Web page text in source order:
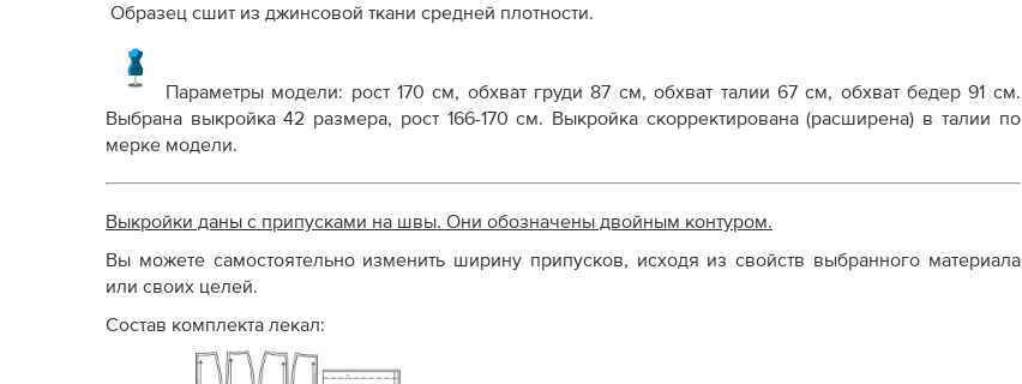
Образец сшит из джинсовой ткани средней плотности.
Параметры модели: рост 170 см, обхват груди 87 см, обхват талии 67 см, обхват бедер 91 см.
Выбрана выкройка 42 размера, рост 166-170 см. Выкройка скорректирована (расширена) в талии по
мерке модели.
Выкройки даны с припусками на швы. Они обозначены двойным контуром.
Вы можете самостоятельно изменить ширину припусков, исходя из свойств выбранного материала
или своих целей.
Состав комплекта лекал: